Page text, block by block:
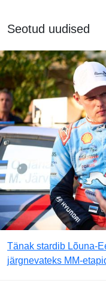
Seotud uudised
Tänak stardib Lõuna-
järgnevateks MM-